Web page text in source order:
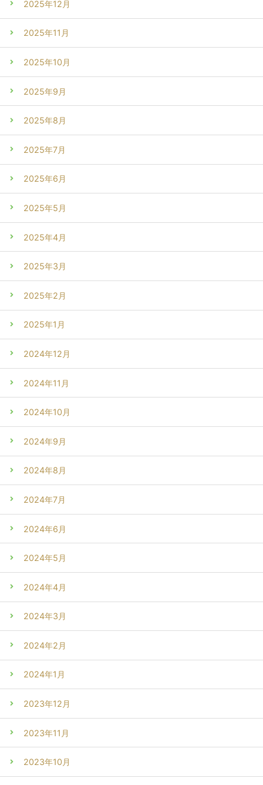
2025年12月
2025年11月
2025年10月
2025年9月
2025年8月
2025年7月
2025年6月
2025年5月
2025年4月
2025年3月
2025年2月
2025年1月
2024年12月
2024年11月
2024年10月
2024年9月
2024年8月
2024年7月
2024年6月
2024年5月
2024年4月
2024年3月
2024年2月
2024年1月
2023年12月
2023年11月
2023年10月